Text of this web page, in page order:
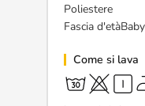
Poliestere
Fascia
Come si lava